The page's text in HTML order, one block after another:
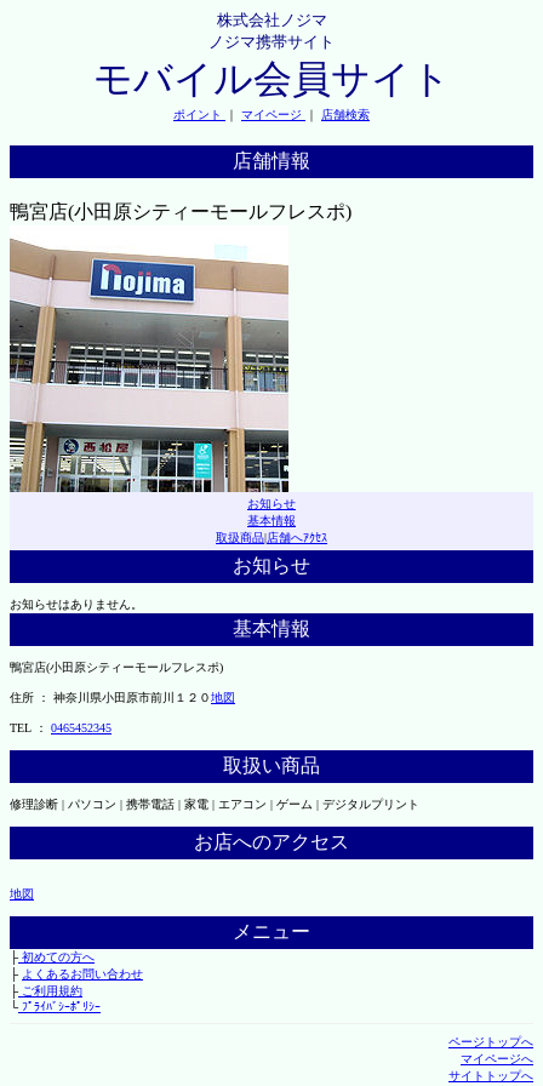
株式会社ノジマ
ノジマ携帯サイト
モバイル会員サイト
ポイント ｜ マイページ ｜ 店舗検索
店舗情報
鴨宮店(小田原シティーモールフレスポ)
お知らせ
基本情報
取扱商品|店舗へｱｸｾｽ
お知らせ
お知らせはありません。
基本情報
鴨宮店(小田原シティーモールフレスポ)
住所 ： 神奈川県小田原市前川１２０地図
TEL ： 0465452345
取扱い商品
修理診断 | パソコン | 携帯電話 | 家電 | エアコン | ゲーム | デジタルプリント
お店へのアクセス
地図
メニュー
├初めての方へ
├ よくあるお問い合わせ
├ご利用規約
└ﾌﾟﾗｲﾊﾞｼｰﾎﾟﾘｼｰ
ページトップへ
マイページへ
サイトトップへ